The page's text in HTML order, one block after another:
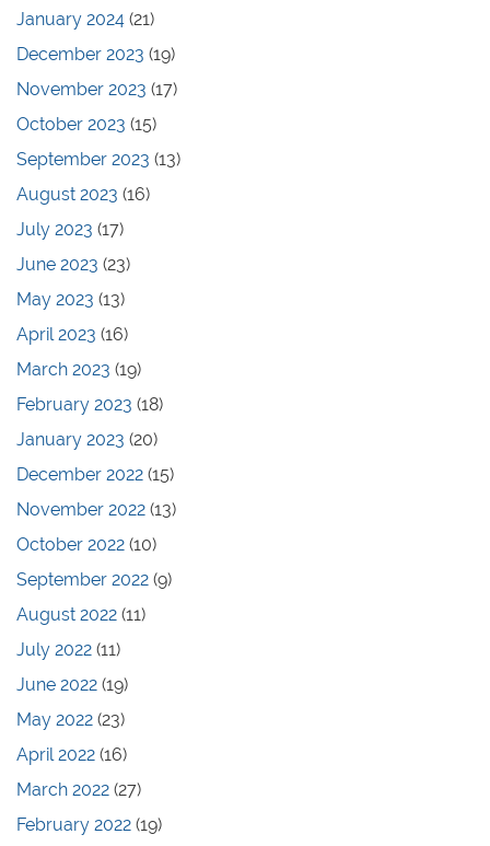
January 2024 (21)
December 2023 (19)
November 2023 (17)
October 2023 (15)
September 2023 (13)
August 2023 (16)
July 2023 (17)
June 2023 (23)
May 2023 (13)
April 2023 (16)
March 2023 (19)
February 2023 (18)
January 2023 (20)
December 2022 (15)
November 2022 (13)
October 2022 (10)
September 2022 (9)
August 2022 (11)
July 2022 (11)
June 2022 (19)
May 2022 (23)
April 2022 (16)
March 2022 (27)
February 2022 (19)